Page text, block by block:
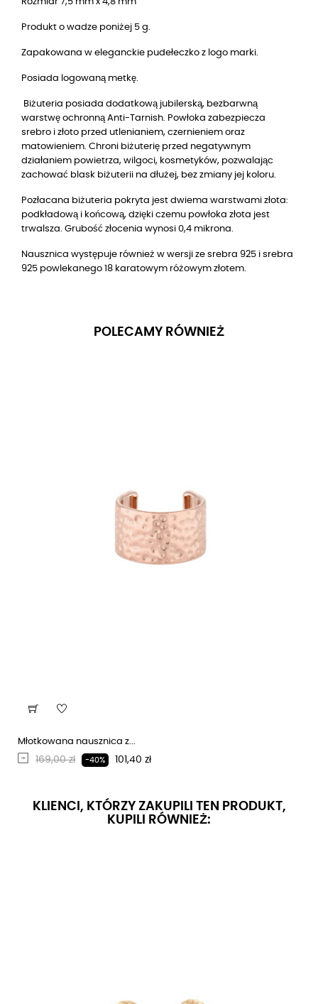
Produkt o wadze poniżej 5 g.
Zapakowana w eleganckie pudełeczko z logo marki.
Posiada logowaną metkę.
Biżuteria posiada dodatkową jubilerską, bezbarwną
warstwę ochronną Anti-Tarnish. Powłoka zabezpiecza
srebro i złoto przed utlenianiem, czernieniem oraz
matowieniem. Chroni biżuterię przed negatywnym
działaniem powietrza, wilgoci, kosmetyków, pozwalając
zachować blask biżuterii na dłużej, bez zmiany jej koloru.
Pozłacana biżuteria pokryta jest dwiema warstwami złota:
podkładową i końcową, dzięki czemu powłoka złota jest
trwalsza. Grubość złocenia wynosi 0,4 mikrona.
Nausznica występuje również w wersji ze srebra 925 i srebra
925 powlekanego 18 karatowym różowym złotem.
POLECAMY RÓWNIEŻ
Młotkowana nausznica z...
Regularna cena
169,00 zł -40% Cena
101,40 zł
KLIENCI, KTÓRZY ZAKUPILI TEN PRODUKT,
KUPILI RÓWNIEŻ: